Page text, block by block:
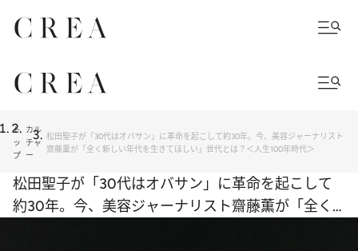
ト
ッ
プ
カル
チャ
ー
松田聖子が「30代はオバサン」に革命を起こして約30年。今、美容ジャーナリスト
齋藤薫が「全く新しい年代を生きてほしい」世代とは？＜人生100年時代＞
松田聖子が「30代はオバサン」に革命を起こして
約30年。今、美容ジャーナリスト齋藤薫が「全く